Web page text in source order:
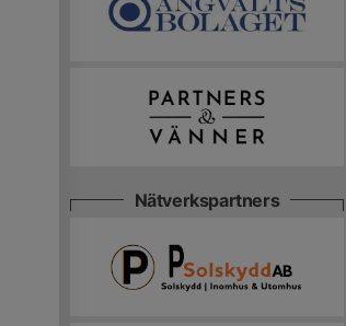
Nätverkspartners